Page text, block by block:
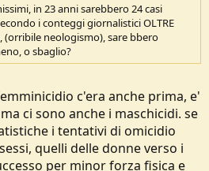
in 23 anni sarebbero 24 casi
i conteggi giornalistici OLTRE
(orribile neologismo), sare bbero
o sbaglio?
c'era anche prima, e'
ci sono anche i maschicidi. se
i tentativi di omicidio
quelli delle donne verso i
per minor forza fisica e